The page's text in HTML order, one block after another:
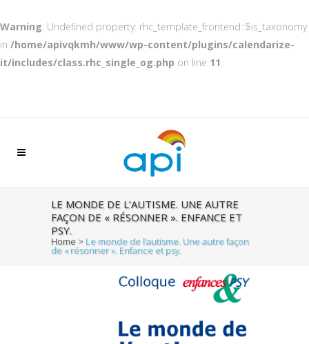
Warning: Undefined property: rhc_template_frontend::$is_taxonomy
in /home/apivqkmh/www/wp-content/plugins/calendarize-
it/includes/class.rhc_single_og.php on line 11
LE MONDE DE L’AUTISME. UNE AUTRE
FAÇON DE « RÉSONNER ». ENFANCE ET
PSY.
Home > Le monde de l’autisme. Une autre façon
de « résonner ». Enfance et psy.